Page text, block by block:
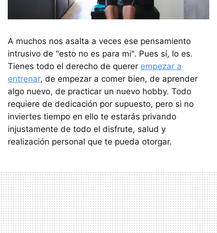
A muchos nos asalta a veces ese pensamiento
intrusivo de "esto no es para mi". Pues sí, lo es.
Tienes todo el derecho de querer empezar a
entrenar, de empezar a comer bien, de aprender
algo nuevo, de practicar un nuevo hobby. Todo
requiere de dedicación por supuesto, pero si no
inviertes tiempo en ello te estarás privando
injustamente de todo el disfrute, salud y
realización personal que te pueda otorgar.